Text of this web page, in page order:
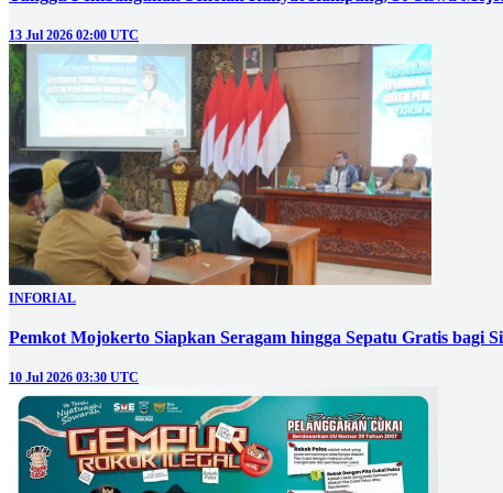
13 Jul 2026 02:00 UTC
INFORIAL
Pemkot Mojokerto Siapkan Seragam hingga Sepatu Gratis bagi
10 Jul 2026 03:30 UTC